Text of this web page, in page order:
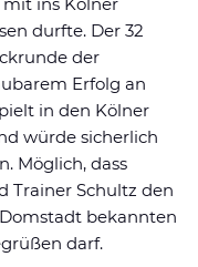
durfte. Der 32
der
Erfolg an
in den Kölner
würde sicherlich
Möglich, dass
Trainer Schultz den
bekannten
darf.